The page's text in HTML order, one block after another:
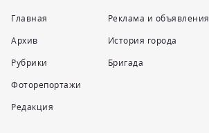
Главная
Архив
Рубрики
Фоторепортажи
Редакция
Реклама и объявления
История города
Бригада